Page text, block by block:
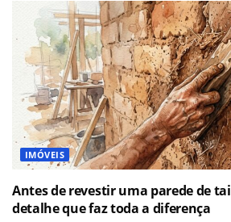
IMÓVEIS
Antes de revestir uma parede de
detalhe que faz toda a diferença